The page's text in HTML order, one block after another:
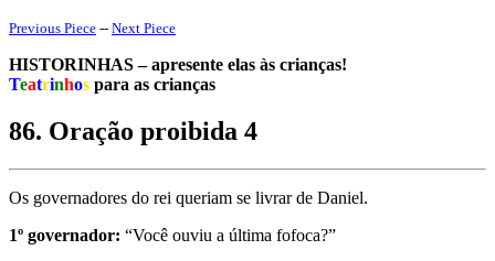
Previous Piece -- Next Piece
HISTORINHAS – apresente elas às crianças!
Teatrinhos para as crianças
86. Oração proibida 4
Os governadores do rei queriam se livrar de Daniel.
1º governador: “Você ouviu a última fofoca?”